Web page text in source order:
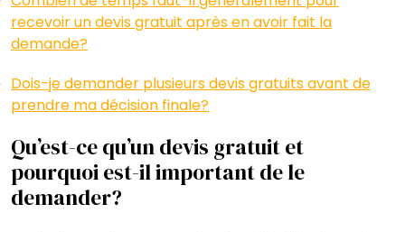
recevoir un devis gratuit après en avoir fait la
demande?
Dois-je demander plusieurs devis gratuits avant de
prendre ma décision finale?
Qu’est-ce qu’un devis gratuit et
pourquoi est-il important de le
demander?